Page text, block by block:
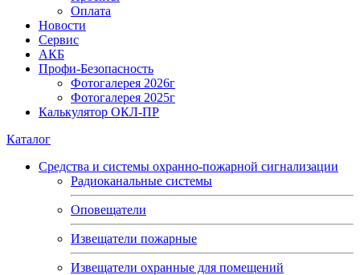
Оплата
Новости
Сервис
АКБ
Профи-Безопасность
Фотогалерея 2026г
Фотогалерея 2025г
Калькулятор ОКЛ-ПР
Каталог
Средства и системы охранно-пожарной сигнализации
Радиоканальные системы
Оповещатели
Извещатели пожарные
Извещатели охранные для помещений